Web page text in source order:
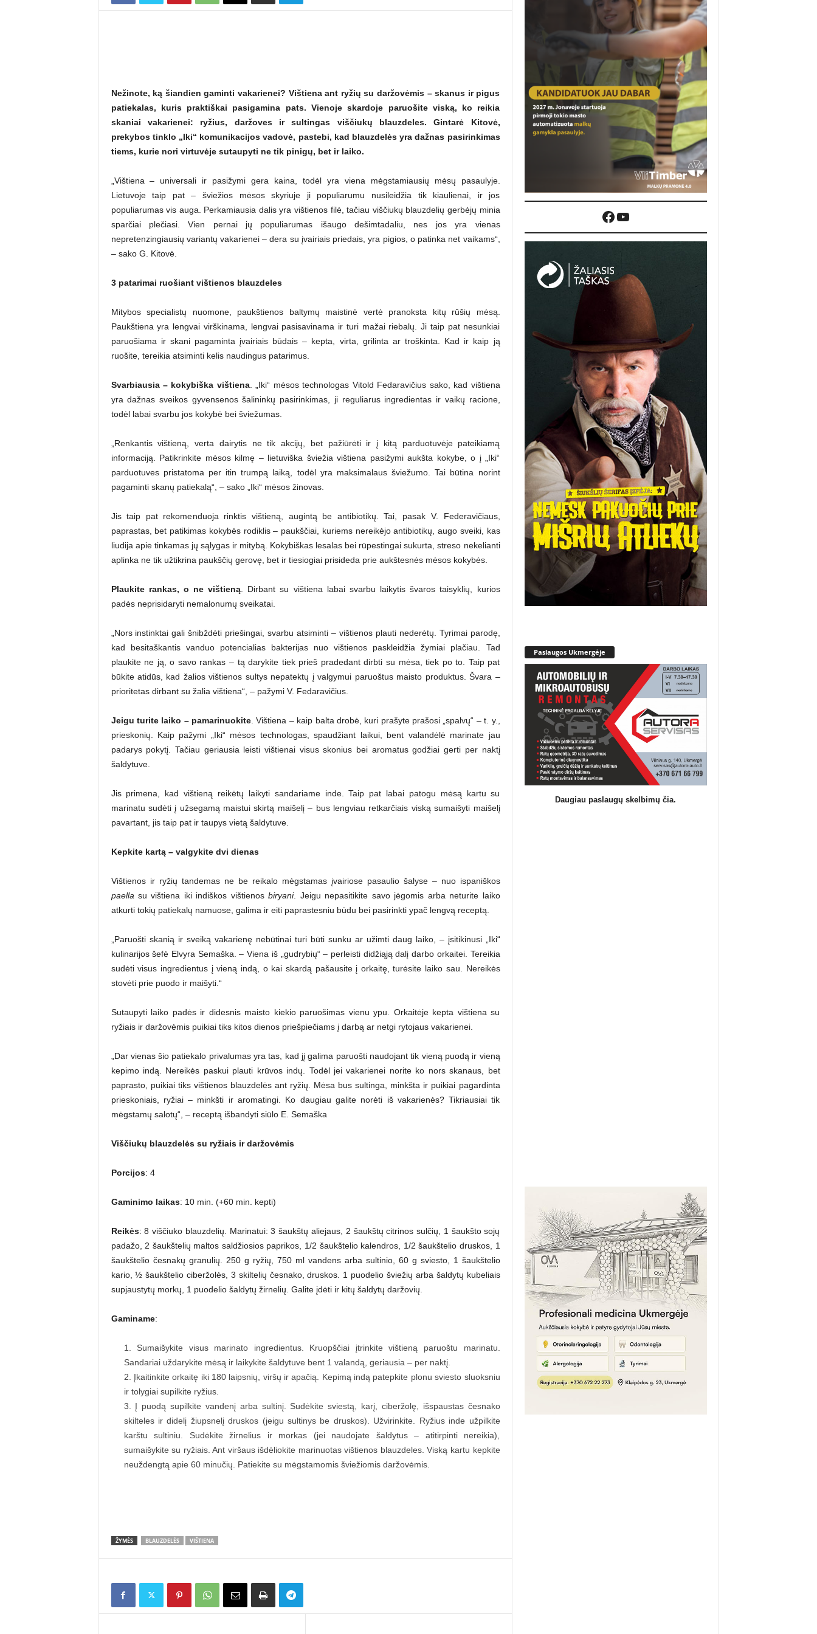
Nežinote, ką šiandien gaminti vakarienei? Vištiena ant ryžių su daržovėmis – skanus ir pigus
patiekalas, kuris praktiškai pasigamina pats. Vienoje skardoje paruošite viską, ko reikia
skaniai vakarienei: ryžius, daržoves ir sultingas viščiukų blauzdeles. Gintarė Kitovė,
prekybos tinklo „Iki“ komunikacijos vadovė, pastebi, kad blauzdelės yra dažnas pasirinkimas
tiems, kurie nori virtuvėje sutaupyti ne tik pinigų, bet ir laiko.
„Vištiena – universali ir pasižymi gera kaina, todėl yra viena mėgstamiausių mėsų pasaulyje.
Lietuvoje taip pat – šviežios mėsos skyriuje ji populiarumu nusileidžia tik kiaulienai, ir jos
populiarumas vis auga. Perkamiausia dalis yra vištienos filė, tačiau viščiukų blauzdelių gerbėjų minia
sparčiai plečiasi. Vien pernai jų populiarumas išaugo dešimtadaliu, nes jos yra vienas
nepretenzingiausių variantų vakarienei – dera su įvairiais priedais, yra pigios, o patinka net vaikams“,
– sako G. Kitovė.
3 patarimai ruošiant vištienos blauzdeles
Mitybos specialistų nuomone, paukštienos baltymų maistinė vertė pranoksta kitų rūšių mėsą.
Paukštiena yra lengvai virškinama, lengvai pasisavinama ir turi mažai riebalų. Ji taip pat nesunkiai
paruošiama ir skani pagaminta įvairiais būdais – kepta, virta, grilinta ar troškinta. Kad ir kaip ją
ruošite, tereikia atsiminti kelis naudingus patarimus.
Svarbiausia – kokybiška vištiena. „Iki“ mėsos technologas Vitold Fedaravičius sako, kad vištiena
yra dažnas sveikos gyvensenos šalininkų pasirinkimas, ji reguliarus ingredientas ir vaikų racione,
todėl labai svarbu jos kokybė bei šviežumas.
„Renkantis vištieną, verta dairytis ne tik akcijų, bet pažiūrėti ir į kitą parduotuvėje pateikiamą
informaciją. Patikrinkite mėsos kilmę – lietuviška šviežia vištiena pasižymi aukšta kokybe, o į „Iki“
parduotuves pristatoma per itin trumpą laiką, todėl yra maksimalaus šviežumo. Tai būtina norint
pagaminti skanų patiekalą“, – sako „Iki“ mėsos žinovas.
Jis taip pat rekomenduoja rinktis vištieną, augintą be antibiotikų. Tai, pasak V. Federavičiaus,
paprastas, bet patikimas kokybės rodiklis – paukščiai, kuriems nereikėjo antibiotikų, augo sveiki, kas
liudija apie tinkamas jų sąlygas ir mitybą. Kokybiškas lesalas bei rūpestingai sukurta, streso nekelianti
aplinka ne tik užtikrina paukščių gerovę, bet ir tiesiogiai prisideda prie aukštesnės mėsos kokybės.
Plaukite rankas, o ne vištieną . Dirbant su vištiena labai svarbu laikytis švaros taisyklių, kurios
padės neprisidaryti nemalonumų sveikatai.
„Nors instinktai gali šnibždėti priešingai, svarbu atsiminti – vištienos plauti nederėtų. Tyrimai parodę,
kad besitaškantis vanduo potencialias bakterijas nuo vištienos paskleidžia žymiai plačiau. Tad
plaukite ne ją, o savo rankas – tą darykite tiek prieš pradedant dirbti su mėsa, tiek po to. Taip pat
būkite atidūs, kad žalios vištienos sultys nepatektų į valgymui paruoštus maisto produktus. Švara –
prioritetas dirbant su žalia vištiena“, – pažymi V. Fedaravičius.
Jeigu turite laiko – pamarinuokite . Vištiena – kaip balta drobė, kuri prašyte prašosi „spalvų“ – t. y.,
prieskonių. Kaip pažymi „Iki“ mėsos technologas, spaudžiant laikui, bent valandėlė marinate jau
padarys pokytį. Tačiau geriausia leisti vištienai visus skonius bei aromatus godžiai gerti per naktį
šaldytuve.
Jis primena, kad vištieną reikėtų laikyti sandariame inde. Taip pat labai patogu mėsą kartu su
marinatu sudėti į užsegamą maistui skirtą maišelį – bus lengviau retkarčiais viską sumaišyti maišelį
pavartant, jis taip pat ir taupys vietą šaldytuve.
Kepkite kartą – valgykite dvi dienas
Vištienos ir ryžių tandemas ne be reikalo mėgstamas įvairiose pasaulio šalyse – nuo ispaniškos
paella su vištiena iki indiškos vištienosbiryani. Jeigu nepasitikite savo jėgomis arba neturite laiko
atkurti tokių patiekalų namuose, galima ir eiti paprastesniu būdu bei pasirinkti ypač lengvą receptą.
„Paruošti skanią ir sveiką vakarienę nebūtinai turi būti sunku ar užimti daug laiko, – įsitikinusi „Iki“
kulinarijos šefė Elvyra Semaška. – Viena iš „gudrybių“ – perleisti didžiąją dalį darbo orkaitei. Tereikia
sudėti visus ingredientus į vieną indą, o kai skardą pašausite į orkaitę, turėsite laiko sau. Nereikės
stovėti prie puodo ir maišyti.“
Sutaupyti laiko padės ir didesnis maisto kiekio paruošimas vienu ypu. Orkaitėje kepta vištiena su
ryžiais ir daržovėmis puikiai tiks kitos dienos priešpiečiams į darbą ar netgi rytojaus vakarienei.
„Dar vienas šio patiekalo privalumas yra tas, kad jį galima paruošti naudojant tik vieną puodą ir vieną
kepimo indą. Nereikės paskui plauti krūvos indų. Todėl jei vakarienei norite ko nors skanaus, bet
paprasto, puikiai tiks vištienos blauzdelės ant ryžių. Mėsa bus sultinga, minkšta ir puikiai pagardinta
prieskoniais, ryžiai – minkšti ir aromatingi. Ko daugiau galite norėti iš vakarienės? Tikriausiai tik
mėgstamų salotų“, – receptą išbandyti siūlo E. Semaška
Viščiukų blauzdelės su ryžiais ir daržovėmis
Porcijos: 4
Gaminimo laikas: 10 min. (+60 min. kepti)
Reikės: 8 viščiuko blauzdelių. Marinatui: 3 šaukštų aliejaus, 2 šaukštų citrinos sulčių, 1 šaukšto sojų
padažo, 2 šaukštelių maltos saldžiosios paprikos, 1/2 šaukštelio kalendros, 1/2 šaukštelio druskos, 1
šaukštelio česnakų granulių. 250 g ryžių, 750 ml vandens arba sultinio, 60 g sviesto, 1 šaukštelio
kario, ½ šaukštelio ciberžolės, 3 skiltelių česnako, druskos. 1 puodelio šviežių arba šaldytų kubeliais
supjaustytų morkų, 1 puodelio šaldytų žirnelių. Galite įdėti ir kitų šaldytų daržovių.
Gaminame:
Sumaišykite visus marinato ingredientus. Kruopščiai įtrinkite vištieną paruoštu marinatu.
Sandariai uždarykite mėsą ir laikykite šaldytuve bent 1 valandą, geriausia – per naktį.
Įkaitinkite orkaitę iki 180 laipsnių, viršų ir apačią. Kepimą indą patepkite plonu sviesto sluoksniu
ir tolygiai supilkite ryžius.
Į puodą supilkite vandenį arba sultinį. Sudėkite sviestą, karį, ciberžolę, išspaustas česnako
skilteles ir didelį žiupsnelį druskos (jeigu sultinys be druskos). Užvirinkite. Ryžius inde užpilkite
karštu sultiniu. Sudėkite žirnelius ir morkas (jei naudojate šaldytus – atitirpinti nereikia),
sumaišykite su ryžiais. Ant viršaus išdėliokite marinuotas vištienos blauzdeles. Viską kartu kepkite
neuždengtą apie 60 minučių. Patiekite su mėgstamomis šviežiomis daržovėmis.
ŽYMĖS BLAUZDELĖS VIŠTIENA
Facebook
YouTube
Paslaugos Ukmergėje
Daugiau paslaugų skelbimų čia.